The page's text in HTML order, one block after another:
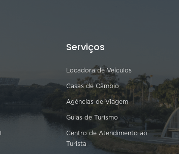
Serviços
Locadora de Veículos
Casas de Câmbio
Agências de Viagem
Guias de Turismo
Centro de Atendimento ao
Turista